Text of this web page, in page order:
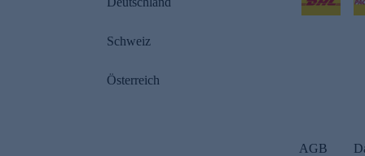
Schweiz
Österreich
AGB